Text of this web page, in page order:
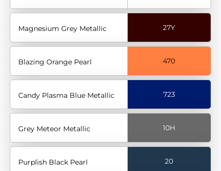
Magnesium Grey Metallic 27Y
Blazing Orange Pearl 470
Candy Plasma Blue Metallic 723
Grey Meteor Metallic 10H
Purplish Black Pearl 20